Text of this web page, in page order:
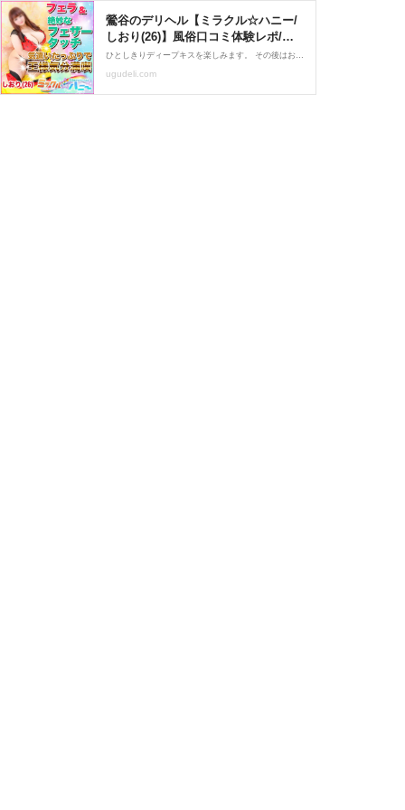
鶯谷のデリヘル【ミラクル☆ハニー/
しおり(26)】風俗口コミ体験レポ/性
格の良さが垣間見える気遣い力★フ
ェザータッチでタマタマは優しくお
ひとしきりディープキスを楽しみます。 その後はおっぱいを堪能しましたが、下の方は触れずに攻守交代します。 しおりさんに上に乗ってもらいキスからスタート。 その後はフェラに移行。 フェラも気持ち良かったのですが、フェラしながらのフェザータッチが上手く、玉をフェザータッチで触りながらのフェラは、かなりの気持ちよさでした。
ugudeli.com